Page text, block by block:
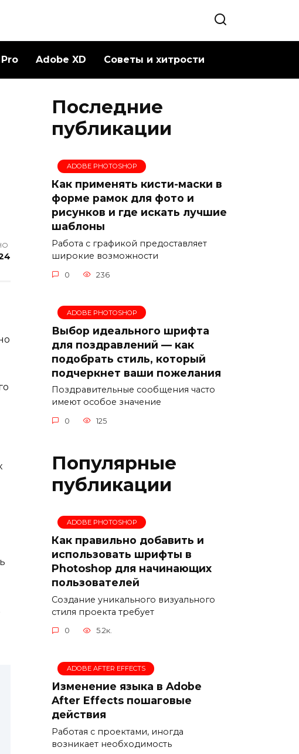
Adobe XD Советы и хитрости
Последние
публикации
ADOBE PHOTOSHOP
Как применять кисти-маски в
форме рамок для фото и
рисунков и где искать лучшие
шаблоны
Работа с графикой предоставляет
широкие возможности
0 236
ADOBE PHOTOSHOP
Выбор идеального шрифта
для поздравлений — как
подобрать стиль, который
подчеркнет ваши пожелания
Поздравительные сообщения часто
имеют особое значение
0 125
Популярные
публикации
ADOBE PHOTOSHOP
Как правильно добавить и
использовать шрифты в
Photoshop для начинающих
пользователей
Создание уникального визуального
стиля проекта требует
0 5.2к.
ADOBE AFTER EFFECTS
Изменение языка в Adobe
After Effects пошаговые
действия
Работая с проектами, иногда
возникает необходимость